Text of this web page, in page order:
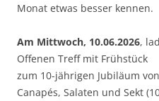
Monat etwas besser kennen.
Am Mittwoch, 10.06.2026,
Offenen Treff mit Frühstück
zum 10-jährigen Jubiläum
Canapés, Salaten und Sekt